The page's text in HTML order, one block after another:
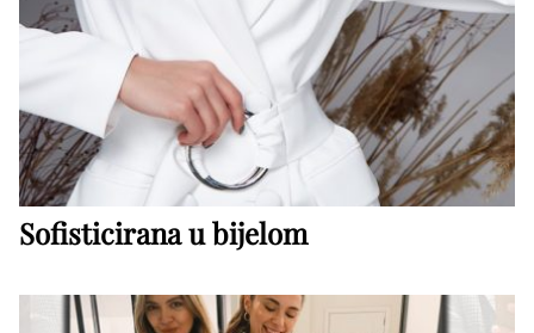
Sofisticirana u bijelom